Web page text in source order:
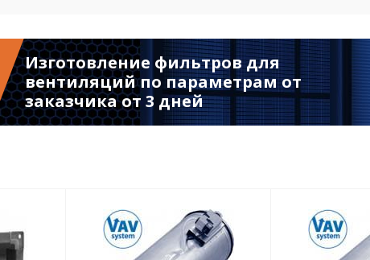
Изготовление фильтров для
вентиляций по параметрам от
заказчика от 3 дней